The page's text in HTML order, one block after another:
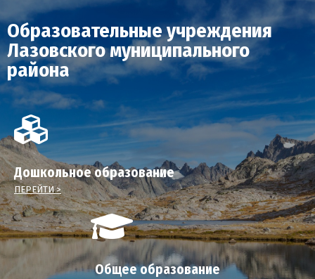
Образовательные учреждения
Лазовского муниципального
района
Дошкольное образование
ПЕРЕЙТИ >
Общее образование